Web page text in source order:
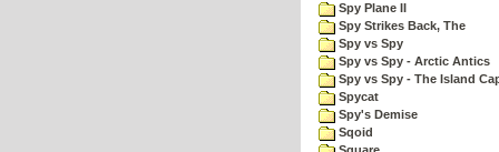
Spy Plane II
Spy Strikes Back, The
Spy vs Spy
Spy vs Spy - Arctic Antics
Spy vs Spy - The Island
Spycat
Spy's Demise
Sqoid